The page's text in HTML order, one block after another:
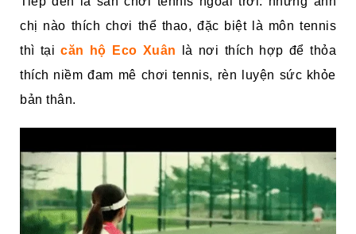
chị nào thích chơi thể thao, đặc biệt là môn tennis
thì tạicăn hộ Eco Xuân
là nơi thích hợp để thỏa
thích niềm đam mê chơi tennis, rèn luyện sức khỏe
bản thân.